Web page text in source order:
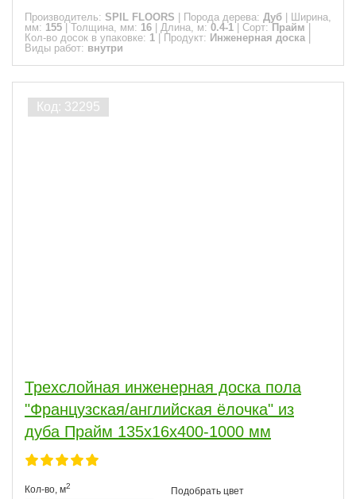
Производитель: SPIL FLOORS Порода дерева: Дуб
Ширина,
мм: 155 Толщина, мм: 16 Длина, м: 0.4-1 Сорт: Прайм
Кол-во досок в упаковке: 1 Продукт: Инженерная доска
Виды работ: внутри
Трехслойная инженерная доска пола
"Французская/английская ёлочка" из
дуба Прайм 135х16х400-1000 мм
Кол-во, м2